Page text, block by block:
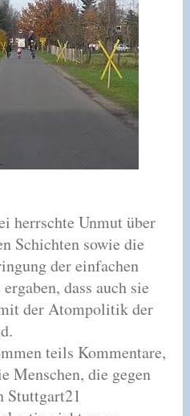
herrschte Unmut über
Schichten sowie die
der einfachen
dass auch sie
der Atompolitik der
teils Kommentare,
Menschen, die gegen
Stuttgart21